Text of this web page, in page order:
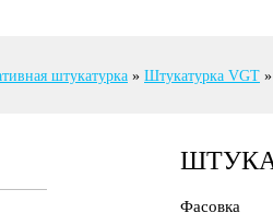
штукатурка » Штукатурка VGT »
Фасовка